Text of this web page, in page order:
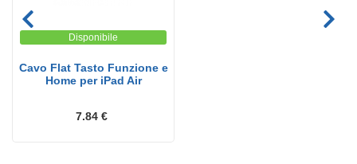
Disponibile
Cavo Flat Tasto Funzione e
Home per iPad Air
7.84 €